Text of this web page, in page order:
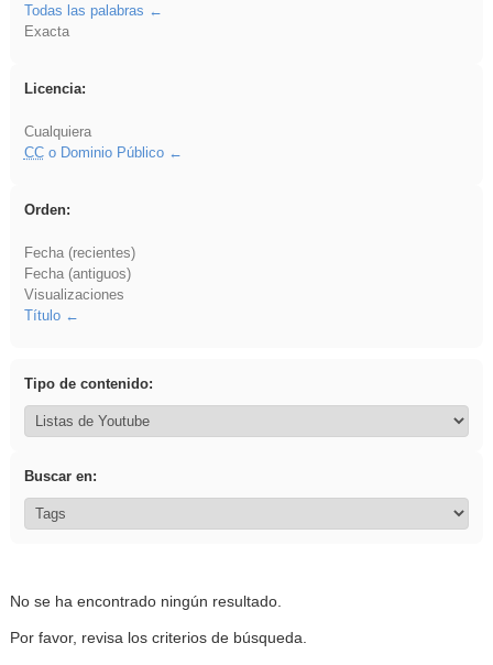
Todas las palabras
Exacta
Licencia:
Cualquiera
CCo Dominio Público
Orden:
Fecha (recientes)
Fecha (antiguos)
Visualizaciones
Título
Tipo de contenido:
Buscar en:
No se ha encontrado ningún resultado.
Por favor, revisa los criterios de búsqueda.